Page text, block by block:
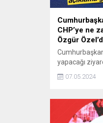
CHP’ye ne
Özgür
yapacağı
Özgür
07.05.2024